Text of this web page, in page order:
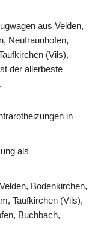
aus Velden,
Neufraunhofen,
(Vils),
der allerbeste
in
als
Bodenkirchen,
Taufkirchen (Vils),
Buchbach,